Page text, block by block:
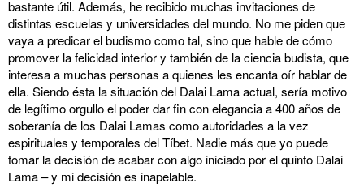
bastante útil. Además, he recibido muchas invitaciones de
distintas escuelas y universidades del mundo. No me piden que
vaya a predicar el budismo como tal, sino que hable de cómo
promover la felicidad interior y también de la ciencia budista, que
interesa a muchas personas a quienes les encanta oír hablar de
ella. Siendo ésta la situación del Dalai Lama actual, sería motivo
de legítimo orgullo el poder dar fin con elegancia a 400 años de
soberanía de los Dalai Lamas como autoridades a la vez
espirituales y temporales del Tíbet. Nadie más que yo puede
tomar la decisión de acabar con algo iniciado por el quinto Dalai
Lama – y mi decisión es inapelable.